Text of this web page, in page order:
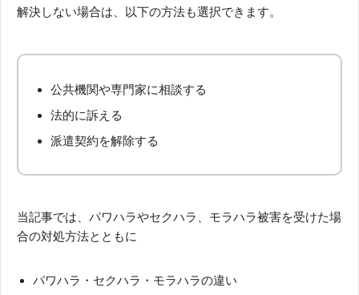
解決しない場合は、以下の方法も選択できます。
公共機関や専門家に相談する
法的に訴える
派遣契約を解除する
当記事では、パワハラやセクハラ、モラハラ被害を受けた場
合の対処方法とともに
パワハラ・セクハラ・モラハラの違い